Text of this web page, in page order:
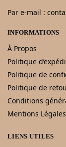
Par e-mail :
INFORMATIONS
À Propos
Politique
Politique de
Politique de
Conditions
Mentions Légales
LIENS UTILES